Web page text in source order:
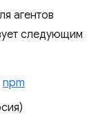
агентов
следующим
npm